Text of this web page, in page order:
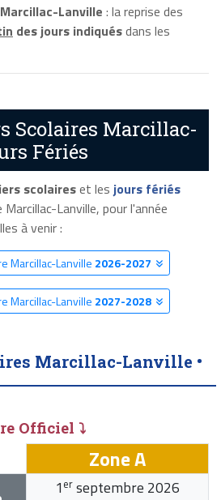
Lanville : la reprise des
des jours indiquésdans les
Scolaires Marcillac-
Fériés
scolaireset les jours fériés
Lanville, pour l'année
à venir :
Marcillac-Lanville 2026-2027
Marcillac-Lanville 2027-2028
Marcillac-Lanville •
Officiel ⤵
Zone A
1 er septembre 2026